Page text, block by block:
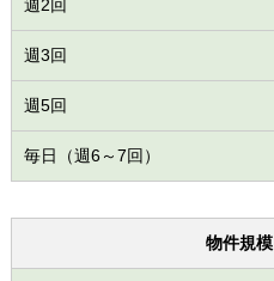
週2回
週3回
週5回
毎日（週6～7回）
物件規模